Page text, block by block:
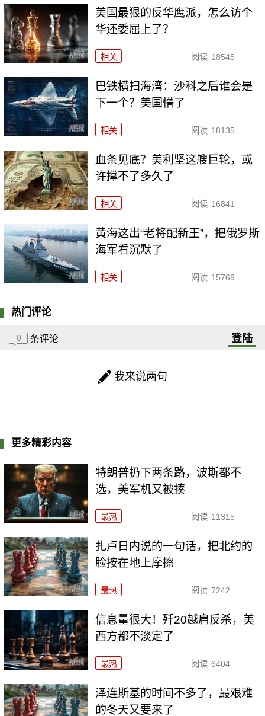
美国最狠的反华鹰派，怎么访个
华还委屈上了？
相关 阅读 18545
巴铁横扫海湾：沙科之后谁会是
下一个？美国懵了
相关 阅读 18135
血条见底？美利坚这艘巨轮，或
许撑不了多久了
相关 阅读 16841
黄海这出“老将配新王”，把俄罗斯
海军看沉默了
相关 阅读 15769
热门评论
0 条评论 登陆
我来说两句
更多精彩内容
特朗普扔下两条路，波斯都不
选，美军机又被揍
最热 阅读 11315
扎卢日内说的一句话，把北约的
脸按在地上摩擦
最热 阅读 7242
信息量很大！歼20越肩反杀，美
西方都不淡定了
最热 阅读 6404
泽连斯基的时间不多了，最艰难
的冬天又要来了